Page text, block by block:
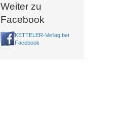
Weiter zu
Facebook
KETTELER-Verlag bei
Facebook